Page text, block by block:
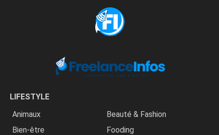
LIFESTYLE
Animaux
Beauté & Fashion
Bien-être
Fooding